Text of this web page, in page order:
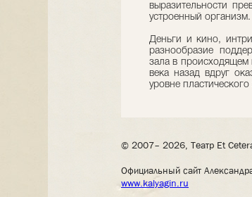
выразительности
устроенный организм.
Деньги и кино,
разнообразие
зала в происходящем
века назад вдруг
уровне
© 2007– 2026, Театр Et
Официальный сайт
www.kalyagin.ru